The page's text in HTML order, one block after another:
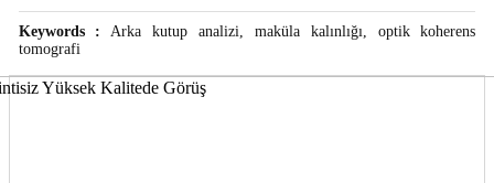
Keywords : Arka kutup analizi, maküla kalınlığı, optik koherens
tomografi